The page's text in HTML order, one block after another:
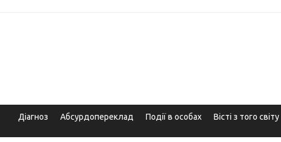
Діагноз Абсурдопереклад Події в особах Вісті з того світу